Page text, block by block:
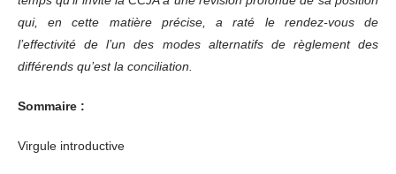
qui, en cette matière précise, a raté le rendez-vous de
l’effectivité de l’un des modes alternatifs de règlement des
différends qu’est la conciliation.
Sommaire :
Virgule introductive